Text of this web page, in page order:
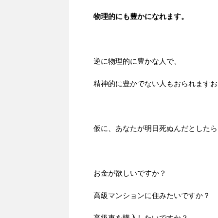
物理的にも豊かになれます。
逆に物理的に豊かな人で、
精神的に豊かでない人もおられます
仮に、あなたが明日死ぬんだとした
お金が欲しいですか？
高級マンションに住みたいですか？